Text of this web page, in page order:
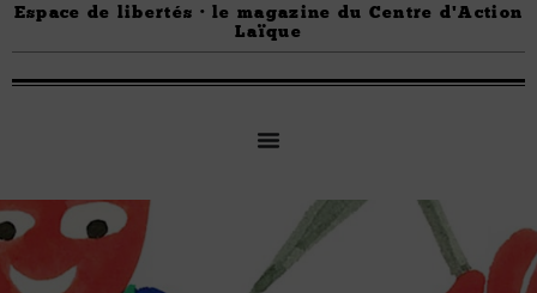
Espace de libertés · le magazine du Centre d'Action
Laïque